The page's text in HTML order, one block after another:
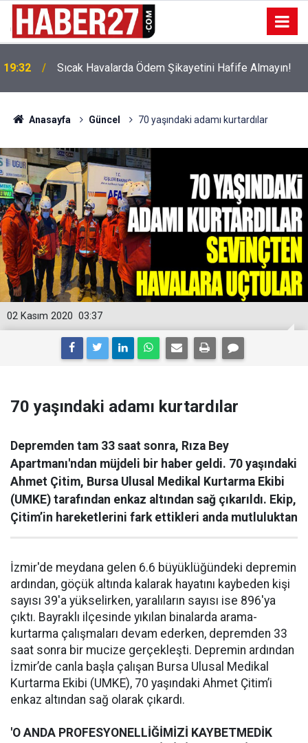
19:32 Sıcak Havalarda Ödem Şikayetini Hafife Almayın!
Anasayfa Güncel 70 yaşındaki adamı kurtardılar
03:37
02 Kasım 2020
70 yaşındaki adamı kurtardılar
Depremden tam 33 saat sonra, Rıza Bey
Apartmanı'ndan müjdeli bir haber geldi. 70 yaşındaki
Ahmet Çitim, Bursa Ulusal Medikal Kurtarma Ekibi
(UMKE) tarafından enkaz altından sağ çıkarıldı. Ekip,
Çitim’in hareketlerini fark ettikleri anda mutluluktan
İzmir'de meydana gelen 6.6 büyüklüğündeki depremin
ardından, göçük altında kalarak hayatını kaybeden kişi
sayısı 39'a yükselirken, yaralıların sayısı ise 896'ya
çıktı. Bayraklı ilçesinde yıkılan binalarda arama-
kurtarma çalışmaları devam ederken, depremden 33
saat sonra bir mucize gerçekleşti. Depremin ardından
İzmir’de canla başla çalışan Bursa Ulusal Medikal
Kurtarma Ekibi (UMKE), 70 yaşındaki Ahmet Çitim’i
enkaz altından sağ olarak çıkardı.
'O ANDA PROFESYONELLİĞİMİZİ KAYBETMEDİK